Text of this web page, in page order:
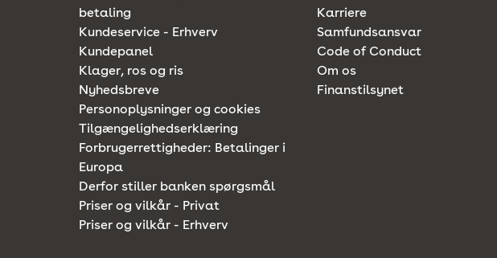
betaling
Kundeservice - Erhverv
Kundepanel
Klager, ros og ris
Nyhedsbreve
Personoplysninger og cookies
Tilgængelighedserklæring
Forbrugerrettigheder: Betalinger i
Europa
Derfor stiller banken spørgsmål
Priser og vilkår - Privat
Priser og vilkår - Erhverv
Karriere
Samfundsansvar
Code of Conduct
Om os
Finanstilsynet